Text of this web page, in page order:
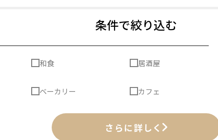
条件で絞り込む
和食 居酒屋
ベーカリー カフェ
さらに詳しく